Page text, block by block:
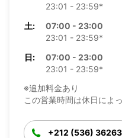
23:01 - 23:59*
土:
07:00 - 23:00
23:01 - 23:59*
日:
07:00 - 23:00
23:01 - 23:59*
※追加料金あり
この営業時間は休日によ
+212 (536)